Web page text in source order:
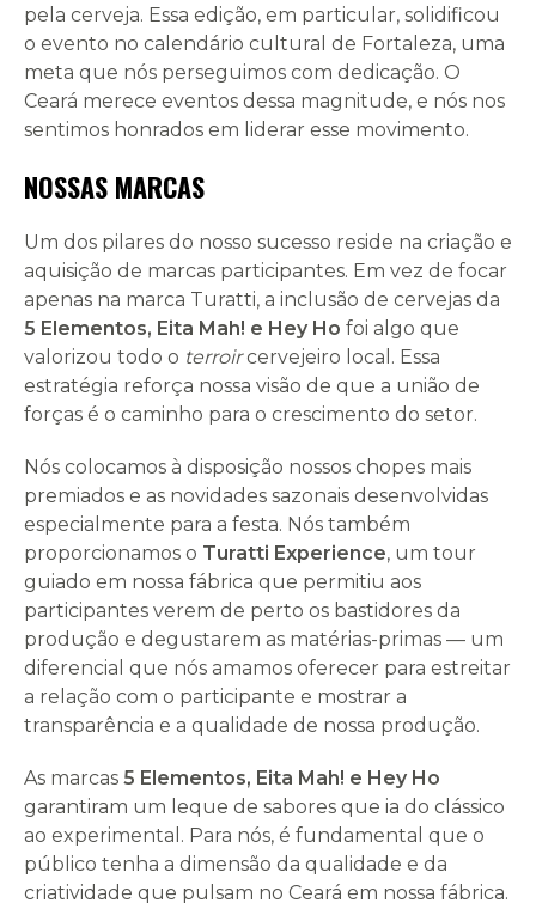
pela cerveja. Essa edição, em particular, solidificou
o evento no calendário cultural de Fortaleza, uma
meta que nós perseguimos com dedicação. O
Ceará merece eventos dessa magnitude, e nós nos
sentimos honrados em liderar esse movimento.
NOSSAS MARCAS
Um dos pilares do nosso sucesso reside na criação e
aquisição de marcas participantes. Em vez de focar
apenas na marca Turatti, a inclusão de cervejas da
5 Elementos, Eita Mah! e Hey Ho foi algo que
valorizou todo o terroircervejeiro local. Essa
estratégia reforça nossa visão de que a união de
forças é o caminho para o crescimento do setor.
Nós colocamos à disposição nossos chopes mais
premiados e as novidades sazonais desenvolvidas
especialmente para a festa. Nós também
proporcionamos o Turatti Experience, um tour
guiado em nossa fábrica que permitiu aos
participantes verem de perto os bastidores da
produção e degustarem as matérias-primas — um
diferencial que nós amamos oferecer para estreitar
a relação com o participante e mostrar a
transparência e a qualidade de nossa produção.
As marcas 5 Elementos, Eita Mah! e Hey Ho
garantiram um leque de sabores que ia do clássico
ao experimental. Para nós, é fundamental que o
público tenha a dimensão da qualidade e da
criatividade que pulsam no Ceará em nossa fábrica.